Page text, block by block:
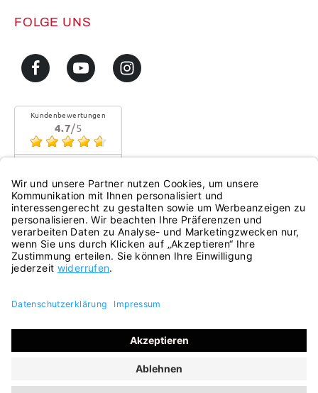
FOLGE UNS
Kundenbewertungen
4.7/5
eKomi
Alle Preise inkl. gesetzl. Mehrwertsteuer zzgl.
und ggf. Nachnahmegebühren, wenn nicht anders
angegeben.